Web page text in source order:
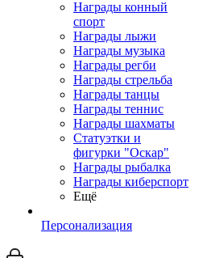
Награды конный
спорт
Награды лыжи
Награды музыка
Награды регби
Награды стрельба
Награды танцы
Награды теннис
Награды шахматы
Статуэтки и
фигурки "Оскар"
Награды рыбалка
Награды киберспорт
Ещё
Персонализация